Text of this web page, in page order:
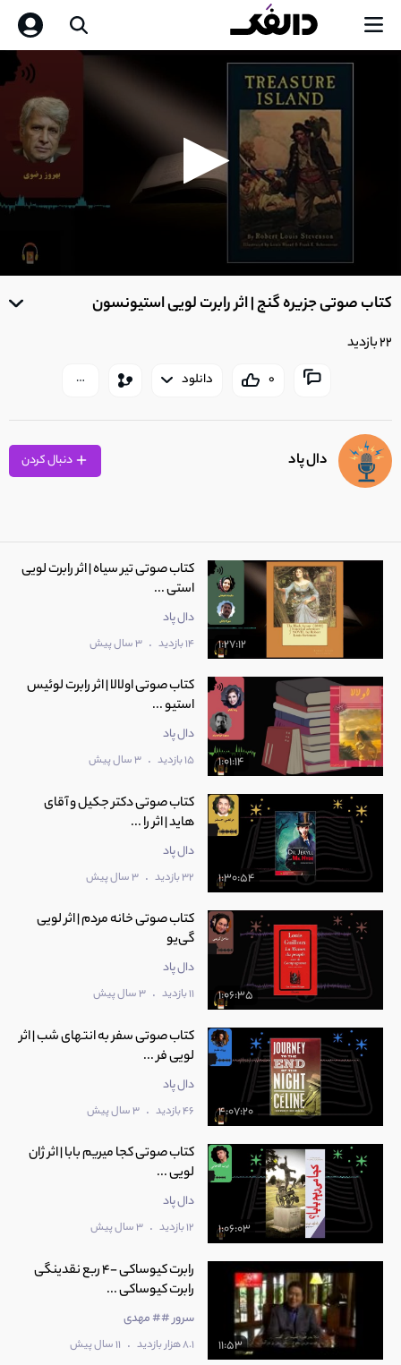
0
of کتاب صوتی جزیره گنج | اثر رابرت لویی استیونسون
22 بازدید
0 دانلود
دال پاد
1:27:12
کتاب صوتی تیر سیاه | اثر رابرت لویی
استی ...
دال پاد
14 بازدید . 3 سال پیش
1:01:14
کتاب صوتی اولالا | اثر رابرت لوئیس
استیو ...
دال پاد
15 بازدید . 3 سال پیش
1:30:54
کتاب صوتی دکتر جکیل و آقای
هاید | اثر را ...
دال پاد
32 بازدید . 3 سال پیش
1:06:35
کتاب صوتی خانه مردم | اثر لویی
گی‌یو
دال پاد
11 بازدید . 3 سال پیش
4:07:20
کتاب صوتی سفر به انتهای شب | اثر
لویی فر ...
دال پاد
46 بازدید . 3 سال پیش
1:06:03
کتاب صوتی کجا میریم بابا | اثر ژان
لویی ...
دال پاد
12 بازدید . 3 سال پیش
11:53
رابرت کیوساکی -4 ربع نقدینگی
رابرت کیوساکی ...
سرور ## مهدی
8.1 هزار بازدید . 11 سال پیش